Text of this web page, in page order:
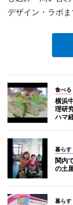
デザイン・ラボま
食べる
横浜
理研
ハマ
暮らす
関内
の土
暮らす